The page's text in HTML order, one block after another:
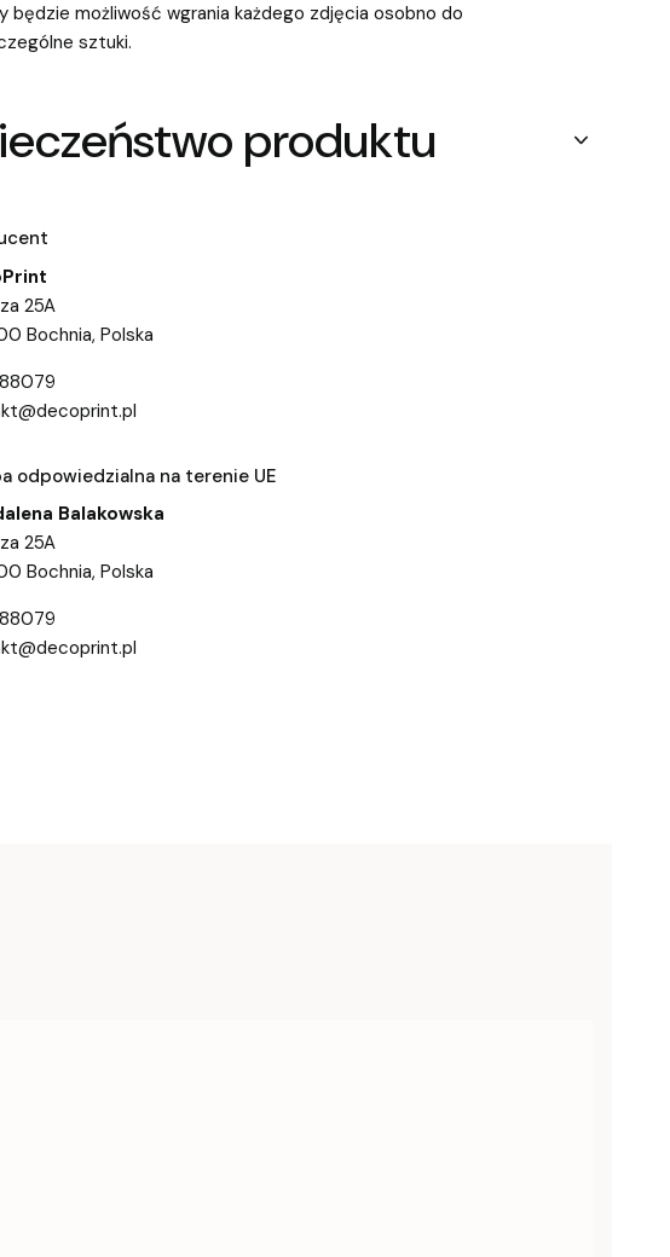
będzie możliwość wgrania każdego zdjęcia osobno do
sztuki.
produktu
25A
Bochnia, Polska
odpowiedzialna na terenie UE
Balakowska
25A
Bochnia, Polska